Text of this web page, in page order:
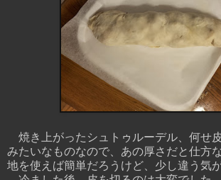
焼き上がったシュトゥルーデル、何せ
みたいなものなので、あの厚さだと仕方
地を使えば簡単だろうけど、少し違う気が